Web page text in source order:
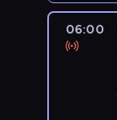
06:00